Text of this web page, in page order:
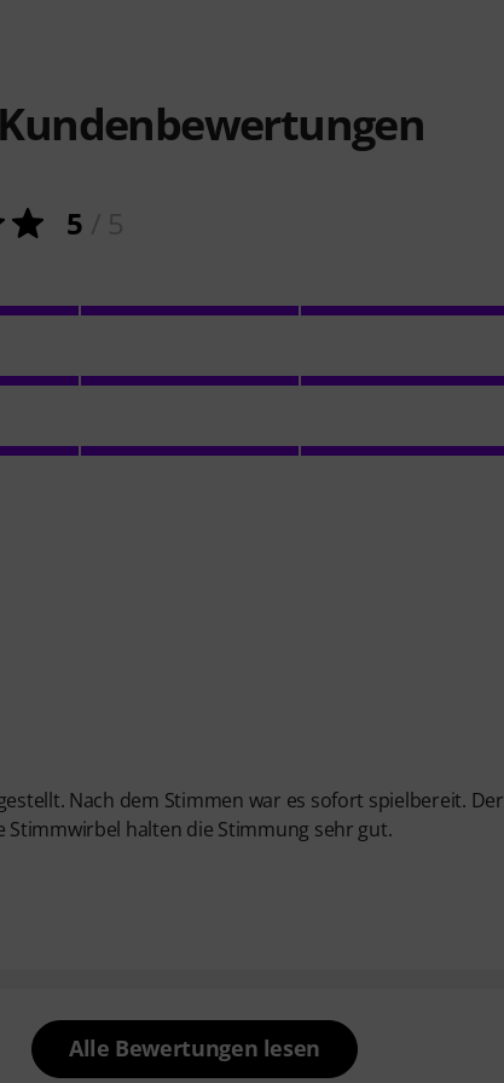
Kundenbewertungen
5
Nach dem Stimmen war es sofort spielbereit. Der
Stimmwirbel halten die Stimmung sehr gut.
Alle Bewertungen lesen